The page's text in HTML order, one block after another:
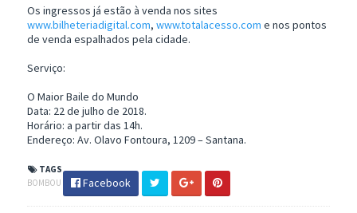
Os ingressos já estão à venda nos sites
www.bilheteriadigital.com, www.totalacesso.com e nos pontos
de venda espalhados pela cidade.
Serviço:
O Maior Baile do Mundo
Data: 22 de julho de 2018.
Horário: a partir das 14h.
Endereço: Av. Olavo Fontoura, 1209 – Santana.
TAGS
BOMBOU
Facebook